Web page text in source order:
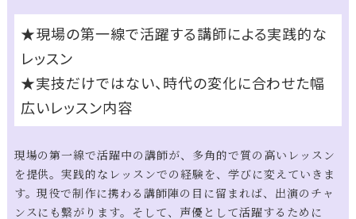
★現場の第一線で活躍する講師による実践的な
レッスン
★実技だけではない、時代の変化に合わせた幅
広いレッスン内容
現場の第一線で活躍中の講師が、多角的で質の高いレッスン
を提供。実践的なレッスンでの経験を、学びに変えていきま
す。現役で制作に携わる講師陣の目に留まれば、出演のチャ
ンスにも繋がります。そして、声優として活躍するために